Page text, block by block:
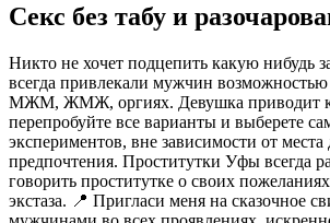
Секс без табу и
Никто не хочет подцепить какую нибудь
всегда привлекали мужчин
МЖМ, ЖМЖ, оргиях. Девушка приводит
перепробуйте все варианты и выберете
экспериментов, вне зависимости от
предпочтения. Проститутки Уфы всегда
говорить проститутке о своих
экстаза. 📍 Пригласи меня на сказочное